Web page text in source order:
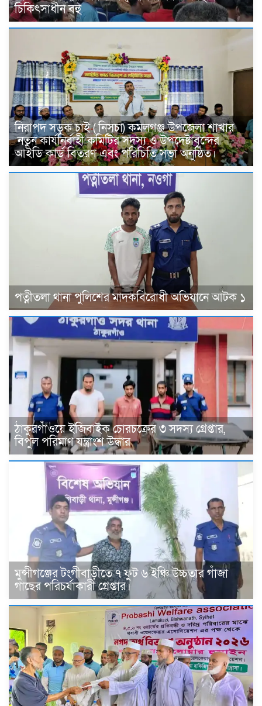
চিকিৎসাধীন বহু
নিরাপদ সড়ক চাই ( নিসচা) কমলগঞ্জ উপজেলা শাখার
নতুন কার্যনির্বাহী কমিটির সদস্য ও উপদেষ্টাবৃন্দের
আইডি কার্ড বিতরণ এবং পরিচিতি সভা অনুষ্ঠিত।
পত্নীতলা থানা পুলিশের মাদকবিরোধী অভিযানে আটক ১
ঠাকুরগাঁওয়ে ইজিবাইক চোরচক্রের ৩ সদস্য গ্রেপ্তার,
বিপুল পরিমাণ যন্ত্রাংশ উদ্ধার ‎
মুন্সীগঞ্জের টংগীবাড়ীতে ৭ ফুট ৬ ইঞ্চি উচ্চতার গাঁজা
গাছের পরিচর্যাকারী গ্রেপ্তার।